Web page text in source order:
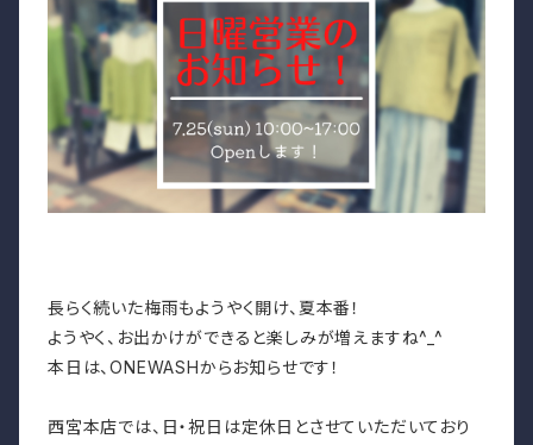
長らく続いた梅雨もようやく開け、 夏本番！
ようやく、お出かけができると楽しみが増えますね^_^
本日は、ONEWASHからお知らせです！
西宮本店では、日・祝日は定休日とさせていただいており